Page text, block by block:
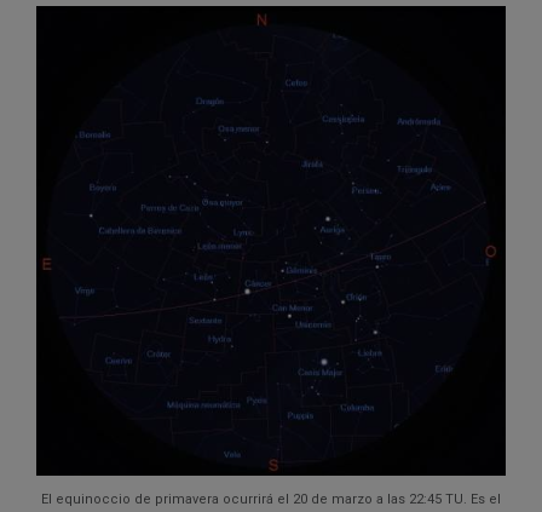
El equinoccio de primavera ocurrirá el 20 de marzo a las 22:45 TU. Es el